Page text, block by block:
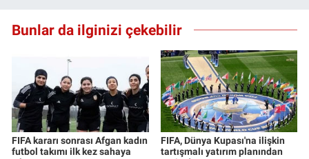
Bunlar da ilginizi çekebilir
FIFA kararı sonrası Afgan kadın
futbol takımı ilk kez sahaya
FIFA, Dünya Kupası'na ilişkin
tartışmalı yatırım planından